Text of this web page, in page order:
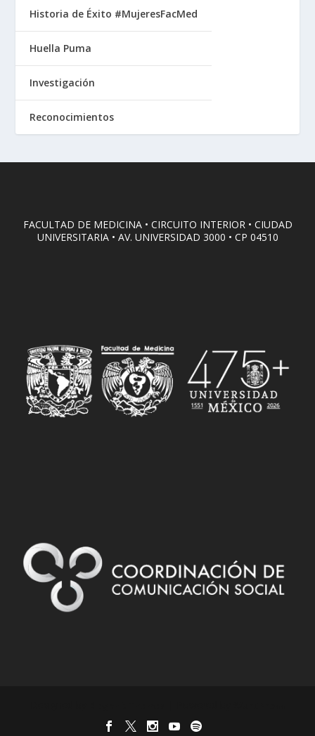
Historia de Éxito #MujeresFacMed
Huella Puma
Investigación
Reconocimientos
FACULTAD DE MEDICINA • CIRCUITO INTERIOR • CIUDAD
UNIVERSITARIA • AV. UNIVERSIDAD 3000 • CP 04510